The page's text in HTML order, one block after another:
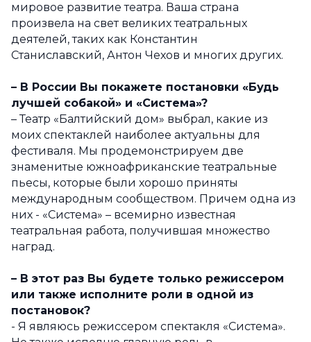
мировое развитие театра. Ваша страна
произвела на свет великих театральных
деятелей, таких как Константин
Станиславский, Антон Чехов и многих других.
– В России Вы покажете постановки «Будь
лучшей собакой» и «Система»?
– Театр «Балтийский дом» выбрал, какие из
моих спектаклей наиболее актуальны для
фестиваля. Мы продемонстрируем две
знаменитые южноафриканские театральные
пьесы, которые были хорошо приняты
международным сообществом. Причем одна из
них - «Система» – всемирно известная
театральная работа, получившая множество
наград.
– В этот раз Вы будете только режиссером
или также исполните роли в одной из
постановок?
- Я являюсь режиссером спектакля «Система».